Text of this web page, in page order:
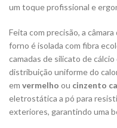
um toque profissional e
Feita com precisão, a câmara
forno é isolada com fibra
camadas de silicato de
distribuição uniforme do
em vermelho ou cinzento
eletrostática a pó para
exteriores, garantindo uma